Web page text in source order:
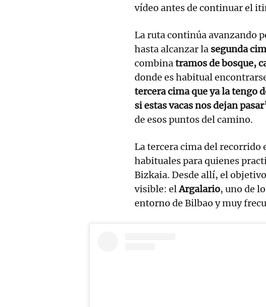
vídeo antes de continuar el
La ruta continúa avanzando
hasta alcanzar la segunda
combinatramos de bosque,
donde es habitual
tercera cima que ya la tengo
si estas vacas nos dejan
de esos puntos del camino.
La tercera cima del recorrido
habituales para quienes
Bizkaia. Desde allí, el
visible: elArgalario, uno de
entorno de Bilbao y muy